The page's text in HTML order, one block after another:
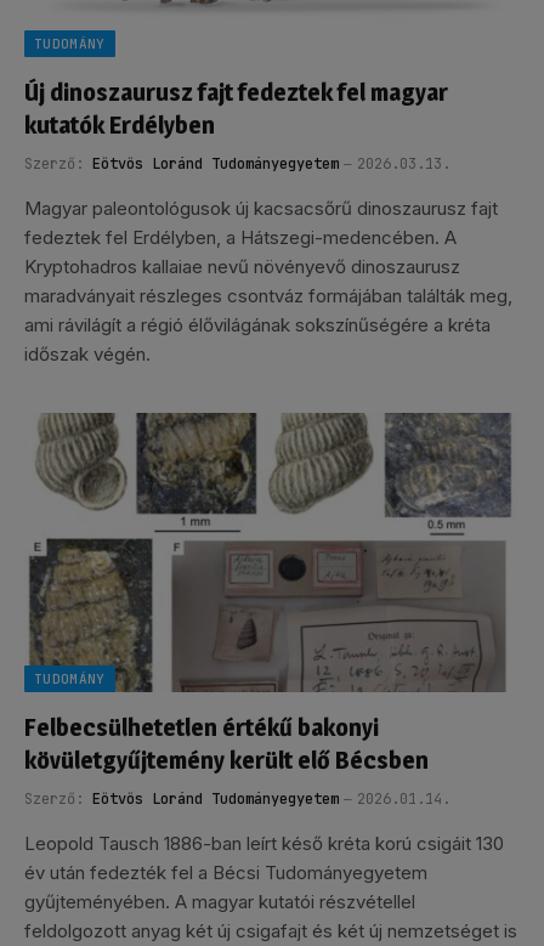
TUDOMÁNY
Új dinoszaurusz fajt fedeztek fel magyar
kutatók Erdélyben
Szerző: Eötvös Loránd Tudományegyetem 2026.03.13.
Magyar paleontológusok új kacsacsőrű dinoszaurusz fajt
fedeztek fel Erdélyben, a Hátszegi-medencében. A
Kryptohadros kallaiae nevű növényevő dinoszaurusz
maradványait részleges csontváz formájában találták meg,
ami rávilágít a régió élővilágának sokszínűségére a kréta
időszak végén.
TUDOMÁNY
Felbecsülhetetlen értékű bakonyi
kövületgyűjtemény került elő Bécsben
Szerző: Eötvös Loránd Tudományegyetem 2026.01.14.
Leopold Tausch 1886-ban leírt késő kréta korú csigáit 130
év után fedezték fel a Bécsi Tudományegyetem
gyűjteményében. A magyar kutatói részvétellel
feldolgozott anyag két új csigafajt és két új nemzetséget is